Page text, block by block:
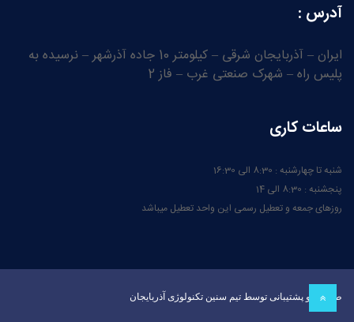
آدرس :
ایران – آذربایجان شرقی – کیلومتر 10 جاده آذرشهر – نرسیده به
پلیس راه – شهرک صنعتی غرب – فاز 2
ساعات کاری
شنبه تا چهارشنبه : 8:30 الی 16:30
پنجشنبه : 8:30 الی 14
روزهای جمعه و تعطیل رسمی این واحد تعطیل میباشد
طراحی و پشتیبانی توسط تیم سنین تکنولوژی آذربایجان